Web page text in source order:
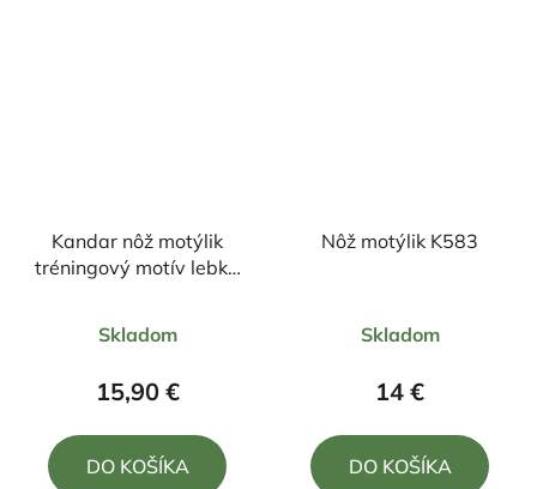
Kandar nôž motýlik
tréningový motív lebka
Skladom
15,90 €
DO KOŠÍKA
Nôž motýlik K583
hodnotenie
produktu
5,0
z
Skladom
14 €
DO KOŠÍKA